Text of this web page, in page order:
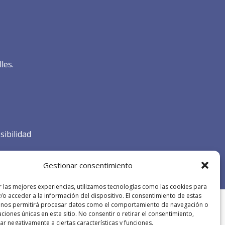
Gestionar consentimiento
las mejores experiencias, utilizamos tecnologías como las cookies para
o acceder a la información del dispositivo. El consentimiento de estas
permitirá procesar datos como el comportamiento de navegación o
únicas en este sitio. No consentir o retirar el consentimiento,
negativamente a ciertas características y funciones.